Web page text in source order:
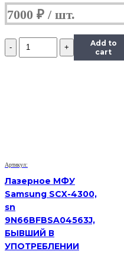
7000 ₽
Количество
VoIP-
Add to
cart
Артикул:
Лазерное МФУ
Samsung SCX-4300,
sn
9N66BFBSA04563J,
БЫВШИЙ В
УПОТРЕБЛЕНИИ